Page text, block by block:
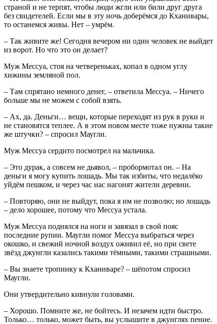
страной и не терпят, чтобы люди жгли или били друг друга
без свидетелей. Если мы в эту ночь доберёмся до Кханивары,
то останемся живы. Нет – умрём.
– Так живите же! Сегодня вечером ни один человек не выйдет
из ворот. Но что это он делает?
Муж Мессуа, стоя на четвереньках, копал в одном углу
хижины земляной пол.
– Там спрятано немного денег, – ответила Мессуа. – Ничего
больше мы не можем с собой взять.
– Ах, да. Деньги… вещи, которые переходят из рук в руки и
не становятся теплее. А в этом новом месте тоже нужны такие
же штучки? – спросил Маугли.
Муж Мессуа сердито посмотрел на мальчика.
– Это дурак, а совсем не дьявол, – пробормотал он. – На
деньги я могу купить лошадь. Мы так избиты, что недалёко
уйдём пешком, и через час нас нагонят жители деревни.
– Повторяю, они не выйдут, пока я им не позволю; но лошадь
– дело хорошее, потому что Мессуа устала.
Муж Мессуа поднялся на ноги и завязал в свой пояс
последние рупии. Маугли помог Мессуа выбраться через
окошко, и свежий ночной воздух оживил её, но при свете
звёзд джунгли казались такими тёмными, такими страшными.
– Вы знаете тропинку к Кханиваре? – шёпотом спросил
Маугли.
Они утвердительно кивнули головами.
– Хорошо. Помните же, не бойтесь. И незачем идти быстро.
Только… только, может быть, вы услышите в джунглях пение.